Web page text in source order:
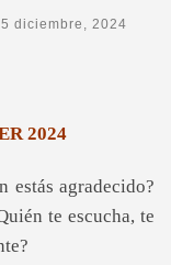
5 diciembre, 2024
2024
estás agradecido?
te escucha, te